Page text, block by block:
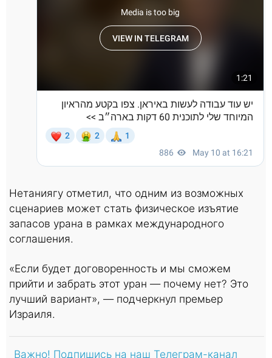
Нетаниягу отметил, что одним из возможных
сценариев может стать физическое изъятие
запасов урана в рамках международного
соглашения.
«Если будет договоренность и мы сможем
прийти и забрать этот уран — почему нет? Это
лучший вариант», — подчеркнул премьер
Израиля.
Важно! Подпишись на наш Телеграм-канал